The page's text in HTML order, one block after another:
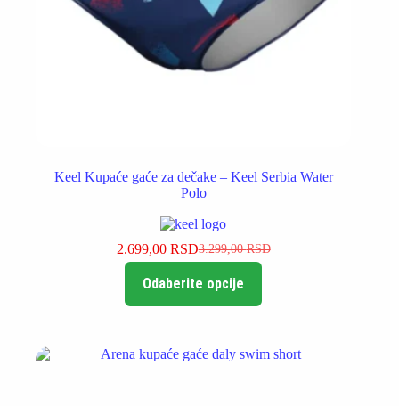
Keel Kupaće gaće za dečake – Keel Serbia Water
Polo
3.299,00RSD
Originalna
je
bila:
2.699,00 RSDTrenutna
je:
2.699,00 RSD.
Odaberite opcije
proizvod
Opcije